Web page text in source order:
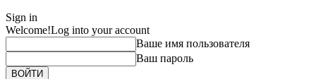
Sign in
Welcome!Log into your account
Ваше имя пользователя
Ваш пароль